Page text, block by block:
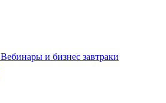
Вебинары и бизнес завтраки